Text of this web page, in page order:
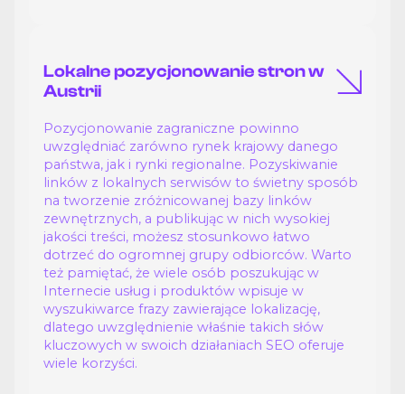
Lokalne pozycjonowanie stron w
Austrii
Pozycjonowanie zagraniczne powinno
uwzględniać zarówno rynek krajowy danego
państwa, jak i rynki regionalne. Pozyskiwanie
linków z lokalnych serwisów to świetny sposób
na tworzenie zróżnicowanej bazy linków
zewnętrznych, a publikując w nich wysokiej
jakości treści, możesz stosunkowo łatwo
dotrzeć do ogromnej grupy odbiorców. Warto
też pamiętać, że wiele osób poszukując w
Internecie usług i produktów wpisuje w
wyszukiwarce frazy zawierające lokalizację,
dlatego uwzględnienie właśnie takich słów
kluczowych w swoich działaniach SEO oferuje
wiele korzyści.